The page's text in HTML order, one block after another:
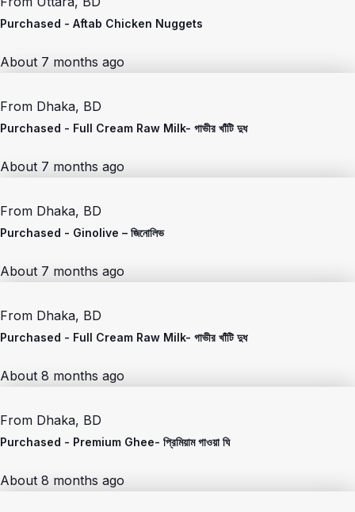
Purchased - Aftab Chicken Nuggets
About 7 months ago
From Dhaka, BD
Purchased - Full Cream Raw Milk- গাভীর খাঁটি দুধ
About 7 months ago
From Dhaka, BD
Purchased - Ginolive – জিনোলিভ
About 7 months ago
From Dhaka, BD
Purchased - Full Cream Raw Milk- গাভীর খাঁটি দুধ
About 8 months ago
From Dhaka, BD
Purchased - Premium Ghee- প্রিমিয়াম গাওয়া ঘি
About 8 months ago